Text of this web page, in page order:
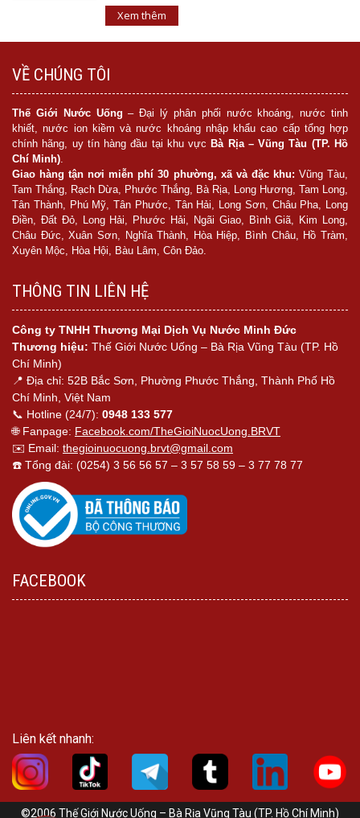
Xem thêm
VỀ CHÚNG TÔI
Thế Giới Nước Uống – Đại lý phân phối nước khoáng, nước tinh
khiết, nước ion kiềm và nước khoáng nhập khẩu cao cấp tổng hợp
chính hãng, uy tín hàng đầu tại khu vựcBà Rịa – Vũng Tàu (TP. Hồ
Chí Minh)
Giao hàng tận nơi miễn phí 30 phường, xã và đặc khu: Vũng Tàu,
Tam Thắng, Rạch Dừa, Phước Thắng, Bà Rịa, Long Hương, Tam Long,
Tân Thành, Phú Mỹ, Tân Phước, Tân Hải, Long Sơn, Châu Pha, Long
Điền, Đất Đỏ, Long Hải, Phước Hải, Ngãi Giao, Bình Giã, Kim Long,
Châu Đức, Xuân Sơn, Nghĩa Thành, Hòa Hiệp, Bình Châu, Hồ Tràm,
Xuyên Mộc, Hòa Hội, Bàu Lâm, Côn Đảo.
THÔNG TIN LIÊN HỆ
Công ty TNHH Thương Mại Dịch Vụ Nước Minh Đức
Thương hiệu: Thế Giới Nước Uống – Bà Rịa Vũng Tàu (TP. Hồ
Chí Minh)
📍 Địa chỉ: 52B Bắc Sơn, Phường Phước Thắng, Thành Phố Hồ
Chí Minh, Việt Nam
📞 Hotline (24/7): 0948 133 577
🌐 Fanpage: Facebook.com/TheGioiNuocUong.BRVT
✉️ Email: thegioinuocuong.brvt@gmail.com
☎️ Tổng đài: (0254) 3 56 56 57 – 3 57 58 59 – 3 77 78 77
FACEBOOK
Liên kết nhanh:
©2006 Thế Giới Nước Uống – Bà Rịa Vũng Tàu (TP. Hồ Chí Minh)